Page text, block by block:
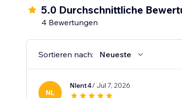
5.0 Durchschnittliche
4 Bewertungen
Sortieren nach: Neueste
NL
Nlent4/ Jul 7, 2026